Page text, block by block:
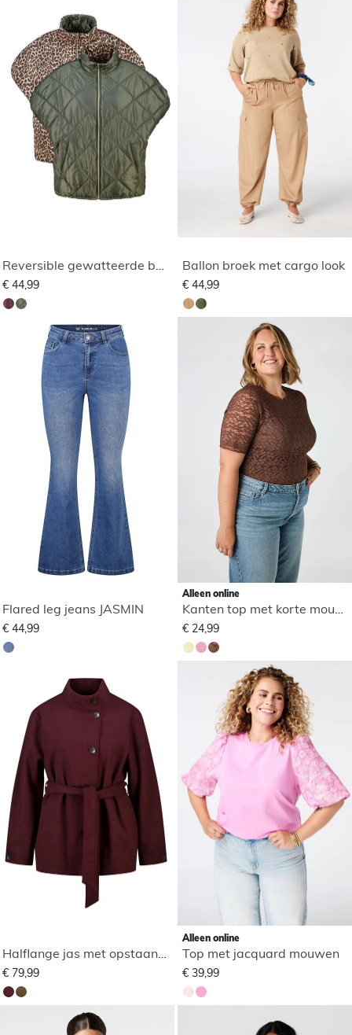
€ 44,99
Ballon broek met cargo look
€ 44,99
Flared leg jeans JASMIN
€ 44,99
Alleen online
Kanten top met korte mouwen
€ 24,99
€ 79,99
Alleen online
Top met jacquard mouwen
€ 39,99